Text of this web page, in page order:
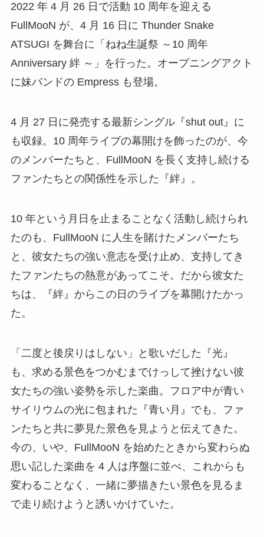
2022 年 4 月 26 日で活動 10 周年を迎える
FullMooN が、4 月 16 日に Thunder Snake
ATSUGI を舞台に「ねね生誕祭 ～10 周年
Anniversary 絆 ～」を行った。オープニングアクト
に妹バンドの Empress も登場。
4 月 27 日に発売する最新シングル『shut out』に
も収録。10 周年ライブの幕開けを飾ったのが、今
のメンバーたちと、FullMooN を長く支持し続ける
ファンたちとの関係性を示した『絆』。
10 年という月日を止まることなく活動し続けられ
たのも、FullMooN に人生を賭けたメンバーたち
と、彼女たちの強い意志を受け止め、支持してき
たファンたちの熱意があってこそ。だから彼女た
ちは、『絆』からこの日のライブを幕開けたかっ
た。
「二度と後戻りはしない」と歌いだした『光』
も、求める景色をつかむまでけっして挫けない彼
女たちの強い姿勢を示した楽曲。フロア中が青い
サイリウムの光に包まれた『青い月』でも、ファ
ンたちと共に夢見た景色を見ようと伝えてきた。
今の、いや、FullMooN を始めたときから変わらぬ
思い記した楽曲を 4 人は序盤に並べ、これからも
変わることなく、一緒に夢描きたい景色を見るま
で走り続けようと誘いかけていた。